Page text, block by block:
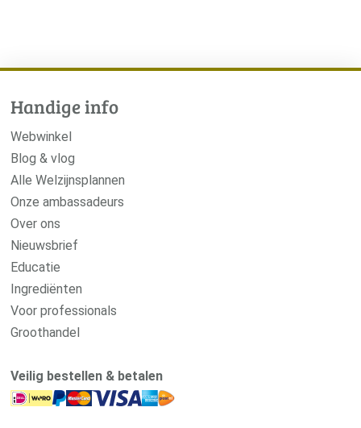
Handige info
Webwinkel
Blog & vlog
Alle Welzijnsplannen
Onze ambassadeurs
Over ons
Nieuwsbrief
Educatie
Ingrediënten
Voor professionals
Groothandel
Veilig bestellen & betalen